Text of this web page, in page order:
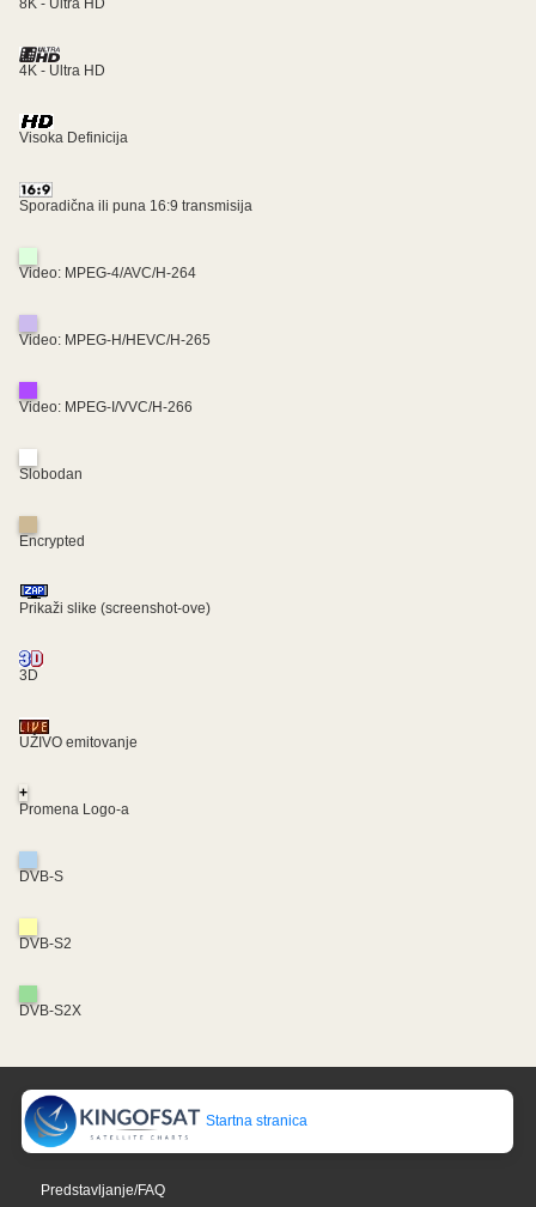
4K - Ultra HD
Visoka Definicija
Sporadična ili puna 16:9 transmisija
Video: MPEG-4/AVC/H-264
Video: MPEG-H/HEVC/H-265
Video: MPEG-I/VVC/H-266
Slobodan
Encrypted
Prikaži slike (screenshot-ove)
3D
UŽIVO emitovanje
+
Promena Logo-a
DVB-S
DVB-S2
DVB-S2X
Startna stranica
Predstavljanje/FAQ